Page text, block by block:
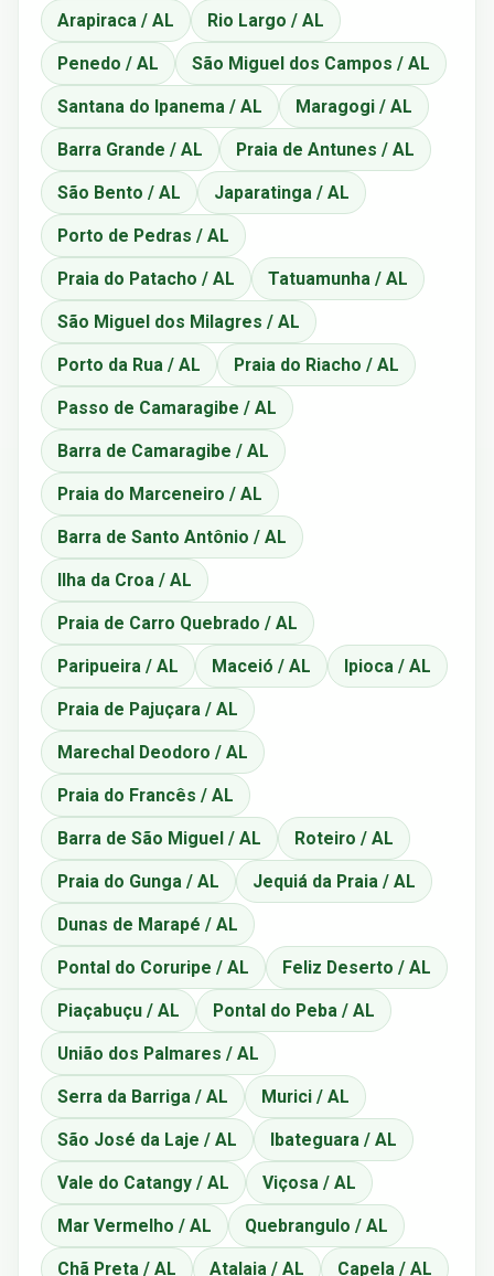
Arapiraca / AL Rio Largo / AL
Penedo / AL São Miguel dos Campos / AL
Santana do Ipanema / AL Maragogi / AL
Barra Grande / AL Praia de Antunes / AL
São Bento / AL Japaratinga / AL
Porto de Pedras / AL
Praia do Patacho / AL Tatuamunha / AL
São Miguel dos Milagres / AL
Porto da Rua / AL Praia do Riacho / AL
Passo de Camaragibe / AL
Barra de Camaragibe / AL
Praia do Marceneiro / AL
Barra de Santo Antônio / AL
Ilha da Croa / AL
Praia de Carro Quebrado / AL
Paripueira / AL Maceió / AL Ipioca / AL
Praia de Pajuçara / AL
Marechal Deodoro / AL
Praia do Francês / AL
Barra de São Miguel / AL Roteiro / AL
Praia do Gunga / AL Jequiá da Praia / AL
Dunas de Marapé / AL
Pontal do Coruripe / AL Feliz Deserto / AL
Piaçabuçu / AL Pontal do Peba / AL
União dos Palmares / AL
Serra da Barriga / AL Murici / AL
São José da Laje / AL Ibateguara / AL
Vale do Catangy / AL Viçosa / AL
Mar Vermelho / AL Quebrangulo / AL
Chã Preta / AL Atalaia / AL Capela / AL